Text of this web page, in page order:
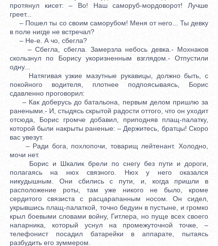
протянул кисет: – Во! Наш саморуб-мордоворот! Лучше
греет...
– Пошел ты со своим саморубом! Меня от него... Ты девку
в поле нигде не встречал?
– Не-е. А чо, сбегла?
– Сбегла, сбегла. Замерзла небось девка.- Мохнаков
скользнул по Борису укоризненным взглядом.- Отпустили
одну...
Натягивая узкие мазутные рукавицы, должно быть, с
покойного водителя, плотнее подпоясываясь, Борис
сдавленно проговорил:
– Как доберусь до батальона, первым делом пришлю за
ранеными.- И, стыдясь скрытой радости оттого, что он уходит
отсюда, Борис громче добавил, приподняв плащ-палатку,
которой были накрыты раненые: – Держитесь, братцы! Скоро
вас увезут.
– Ради бога, похлопочи, товарищ лейтенант. Холодно,
мочи нет.
Борис и Шкалик брели по снегу без пути и дороги,
полагаясь на нюх связного. Нюх у него оказался
никудышным. Они сбились с пути, и, когда пришли в
расположение роты, там уже никого не было, кроме
сердитого связиста с расцарапанным носом. Он сидел,
укрывшись плащ-палаткой, точно бедуин в пустыне, и громко
крыл боевыми словами войну, Гитлера, но пуще всех своего
напарника, который уснул на промежуточной точке, –
телефонист посадил батарейки в аппарате, пытаясь
разбудить его зуммером.